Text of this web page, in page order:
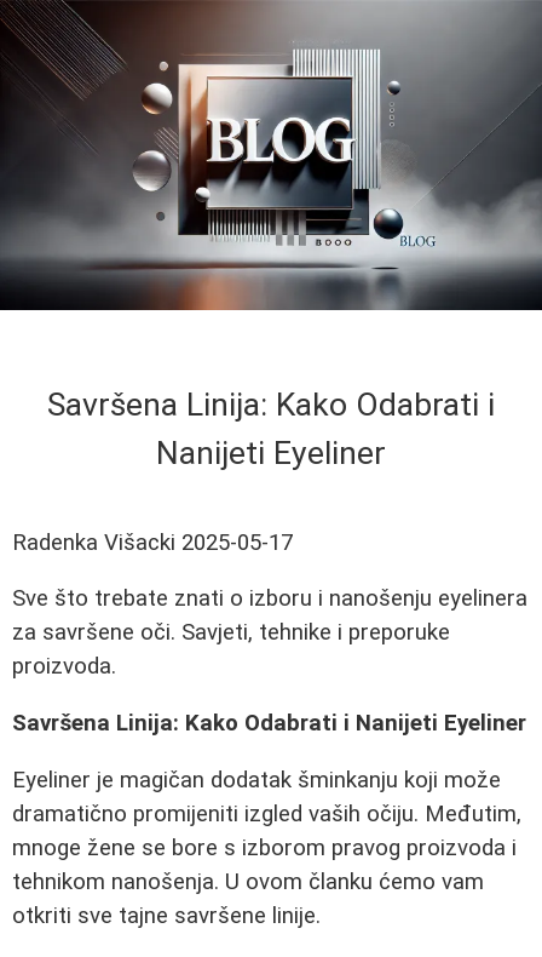
Savršena Linija: Kako Odabrati i
Nanijeti Eyeliner
Radenka Višacki 2025-05-17
Sve što trebate znati o izboru i nanošenju eyelinera
za savršene oči. Savjeti, tehnike i preporuke
proizvoda.
Savršena Linija: Kako Odabrati i Nanijeti Eyeliner
Eyeliner je magičan dodatak šminkanju koji može
dramatično promijeniti izgled vaših očiju. Međutim,
mnoge žene se bore s izborom pravog proizvoda i
tehnikom nanošenja. U ovom članku ćemo vam
otkriti sve tajne savršene linije.